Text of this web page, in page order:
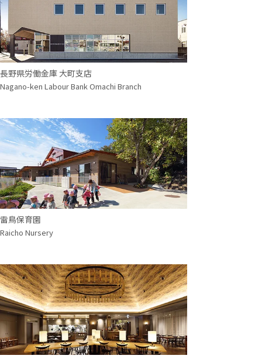
長野県労働金庫 大町支店
Nagano-ken Labour Bank Omachi Branch
雷鳥保育園
Raicho Nursery